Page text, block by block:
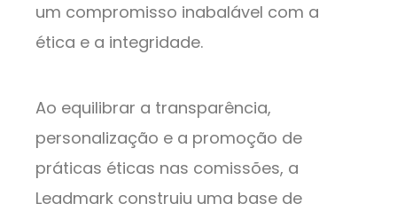
um compromisso inabalável com a
ética e a integridade.
Ao equilibrar a transparência,
personalização e a promoção de
práticas éticas nas comissões, a
Leadmark construiu uma base de